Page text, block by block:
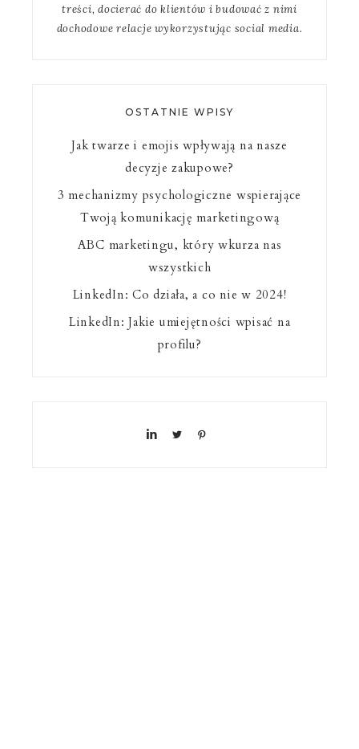
treści, docierać do klientów i budować z nimi
dochodowe relacje wykorzystując social media.
OSTATNIE WPISY
Jak twarze i emojis wpływają na nasze
decyzje zakupowe?
3 mechanizmy psychologiczne wspierające
Twoją komunikację marketingową
ABC marketingu, który wkurza nas
wszystkich
LinkedIn: Co działa, a co nie w 2024!
LinkedIn: Jakie umiejętności wpisać na
profilu?